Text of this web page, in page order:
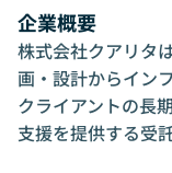
企業概要
株式会社クアリタ
画・設計からイン
クライアントの長
支援を提供する受